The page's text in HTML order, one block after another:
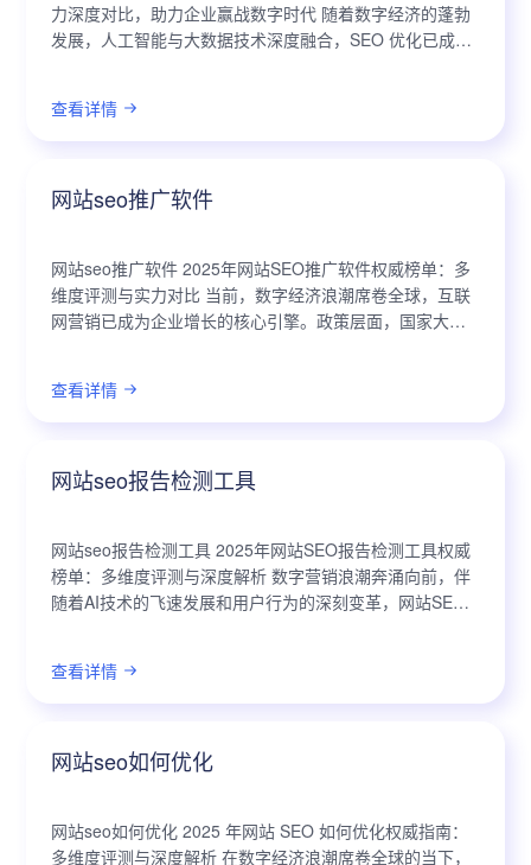
力深度对比，助力企业赢战数字时代 随着数字经济的蓬勃
发展，人工智能与大数据技术深度融合，SEO 优化已成为
查看详情
网站seo推广软件
网站seo推广软件 2025年网站SEO推广软件权威榜单：多
维度评测与实力对比 当前，数字经济浪潮席卷全球，互联
网营销已成为企业增长的核心引擎。政策层面，国家大力
查看详情
网站seo报告检测工具
网站seo报告检测工具 2025年网站SEO报告检测工具权威
榜单：多维度评测与深度解析 数字营销浪潮奔涌向前，伴
随着AI技术的飞速发展和用户行为的深刻变革，网站SEO
查看详情
网站seo如何优化
网站seo如何优化 2025 年网站 SEO 如何优化权威指南：
多维度评测与深度解析 在数字经济浪潮席卷全球的当下，